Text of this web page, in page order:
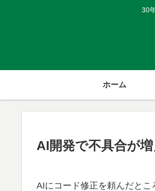
30
ホーム
AI開発で不具合が
AIにコード修正を頼んだと